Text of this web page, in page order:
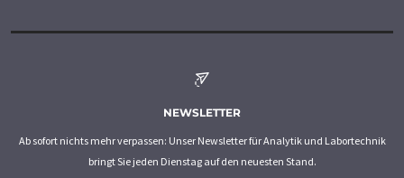
NEWSLETTER
Ab sofort nichts mehr verpassen: Unser Newsletter für Analytik und Labortechnik
bringt Sie jeden Dienstag auf den neuesten Stand.